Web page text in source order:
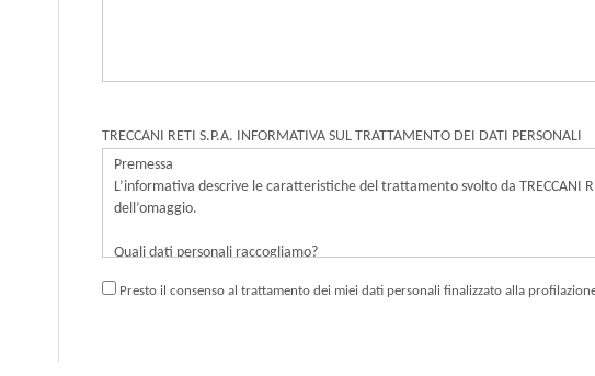
TRECCANI RETI S.P.A. INFORMATIVA SUL TRATTAMENTO DEI DATI PERSONALI
Presto il consenso al trattamento dei miei dati personali finalizzato alla